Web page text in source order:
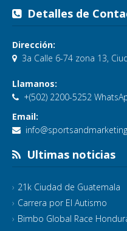
Detalles de
Dirección:
3a Calle 6-74 zona 13,
Llamanos:
+(502) 2200-5252
Email:
Ultimas noticias
21k Ciudad de Guatemala
Carrera por El Autismo
Bimbo Global Race